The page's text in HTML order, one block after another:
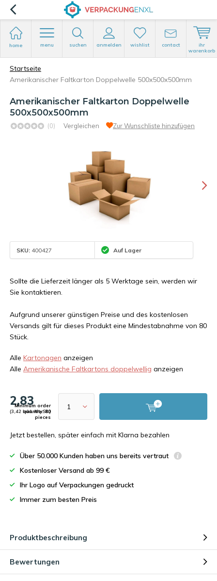
home menu suchen anmelden wishlist contact
ihr
warenkorb
Startseite
Amerikanischer Faltkarton Doppelwelle 500x500x500mm
Amerikanischer Faltkarton Doppelwelle
500x500x500mm
(0) Vergleichen Zur Wunschliste hinzufügen
SKU: 400427 Auf Lager
Sollte die Lieferzeit länger als 5 Werktage sein, werden wir
Sie kontaktieren.
Aufgrund unserer günstigen Preise und des kostenlosen
Versands gilt für dieses Produkt eine Mindestabnahme von 80
Stück.
Alle Kartonagen anzeigen
Alle Amerikanische Faltkartons doppelwellig anzeigen
2,83
(3,42 Inkl. MwSt.)
Minimum order
quantity: 80
pieces
Jetzt bestellen, später einfach mit Klarna bezahlen
Über 50.000 Kunden haben uns bereits vertraut
Kostenloser Versand ab 99 €
Ihr Logo auf Verpackungen gedruckt
Immer zum besten Preis
Produktbeschreibung
Bewertungen